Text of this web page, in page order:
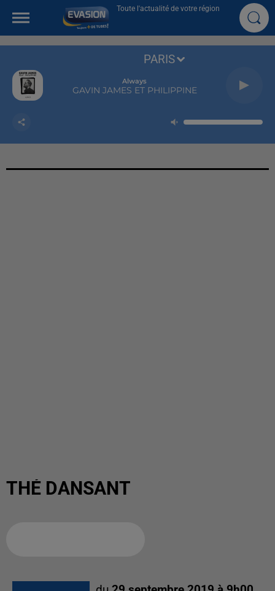
Toute l'actualité de votre région
Always
GAVIN JAMES ET PHILIPPINE
PARIS
THÉ DANSANT